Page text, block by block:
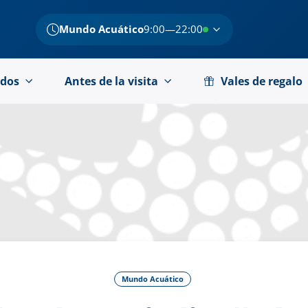
Mundo Acuático9:00—22:00
Antes de la visita Vales de regalo
Mundo Acuático